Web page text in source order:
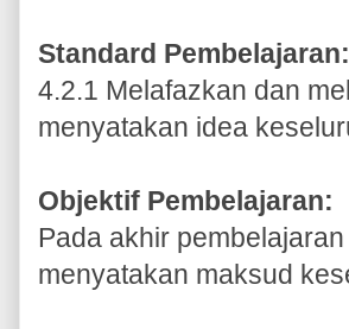
Standard Pembelajaran:
4.2.1 Melafazkan dan
menyatakan idea
Objektif Pembelajaran:
Pada akhir
menyatakan maksud